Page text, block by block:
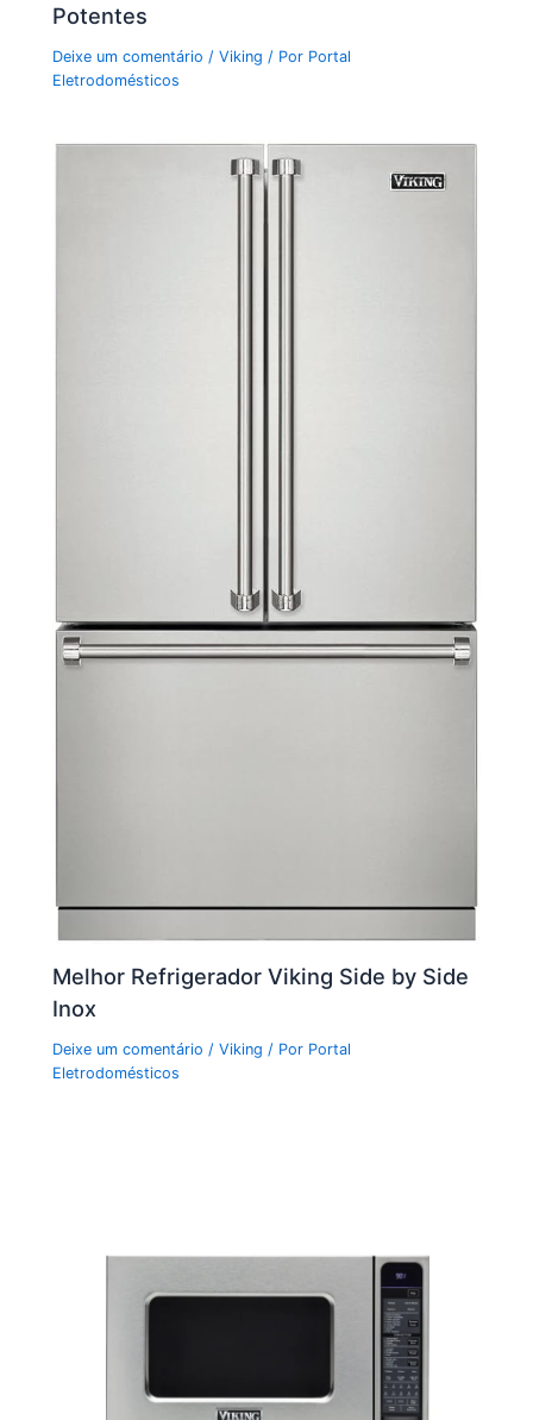
Potentes
Deixe um comentário /Viking / Por Portal
Eletrodomésticos
Melhor Refrigerador Viking Side by Side
Inox
Deixe um comentário /Viking / Por Portal
Eletrodomésticos